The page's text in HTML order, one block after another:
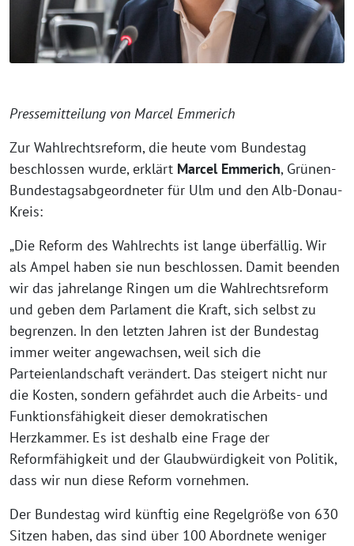
Pressemitteilung von Marcel Emmerich
Zur Wahlrechtsreform, die heute vom Bundestag
beschlossen wurde, erklärt Marcel Emmerich, Grünen-
Bundestagsabgeordneter für Ulm und den Alb-Donau-
Kreis:
„Die Reform des Wahlrechts ist lange überfällig. Wir
als Ampel haben sie nun beschlossen. Damit beenden
wir das jahrelange Ringen um die Wahlrechtsreform
und geben dem Parlament die Kraft, sich selbst zu
begrenzen. In den letzten Jahren ist der Bundestag
immer weiter angewachsen, weil sich die
Parteienlandschaft verändert. Das steigert nicht nur
die Kosten, sondern gefährdet auch die Arbeits- und
Funktionsfähigkeit dieser demokratischen
Herzkammer. Es ist deshalb eine Frage der
Reformfähigkeit und der Glaubwürdigkeit von Politik,
dass wir nun diese Reform vornehmen.
Der Bundestag wird künftig eine Regelgröße von 630
Sitzen haben, das sind über 100 Abordnete weniger